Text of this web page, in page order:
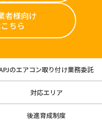
者様向け
ちら
のエアコン取り付け業務委託
対応エリア
後進育成制度